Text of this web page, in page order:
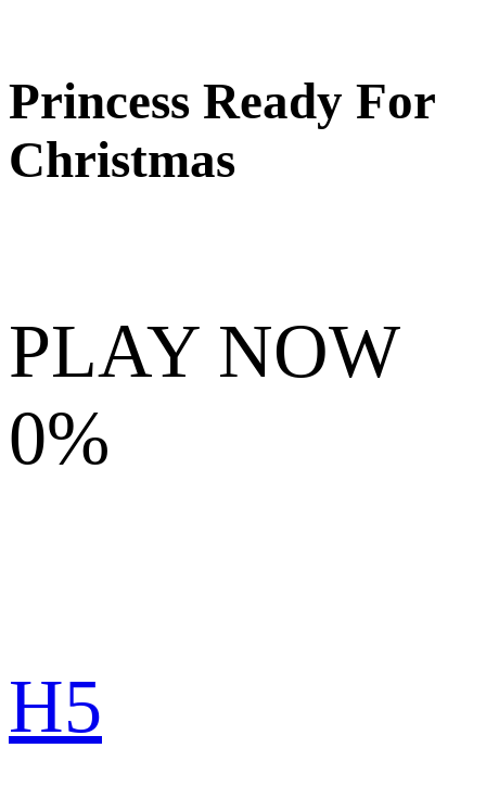
Princess Ready For
Christmas
PLAY NOW
0%
H5